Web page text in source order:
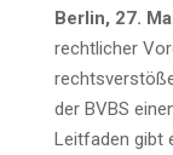
Ber­lin, 27.
recht­li­cher
der BVBS
Leit­fa­den gibt